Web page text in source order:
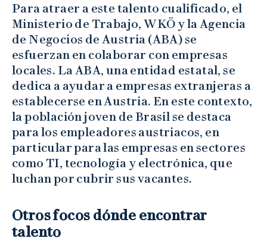
Para atraer a este talento cualificado, el
Ministerio de Trabajo, WKÖ y la Agencia
de Negocios de Austria (ABA) se
esfuerzan en colaborar con empresas
locales. La ABA, una entidad estatal, se
dedica a ayudar a empresas extranjeras a
establecerse en Austria. En este contexto,
la población joven de Brasil se destaca
para los empleadores austriacos, en
particular para las empresas en sectores
como TI, tecnología y electrónica, que
luchan por cubrir sus vacantes.
Otros focos dónde encontrar
talento